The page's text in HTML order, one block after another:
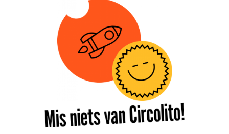
Mis niets van Circolito!